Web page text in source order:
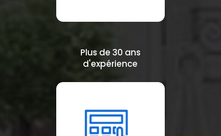
Plus de 30 ans
d'expérience